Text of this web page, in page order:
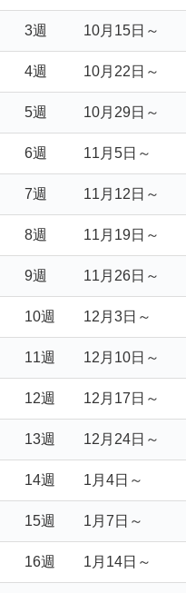
3週 10月15日～
4週 10月22日～
5週 10月29日～
6週 11月5日～
7週 11月12日～
8週 11月19日～
9週 11月26日～
10週 12月3日～
11週 12月10日～
12週 12月17日～
13週 12月24日～
14週 1月4日～
15週 1月7日～
16週 1月14日～